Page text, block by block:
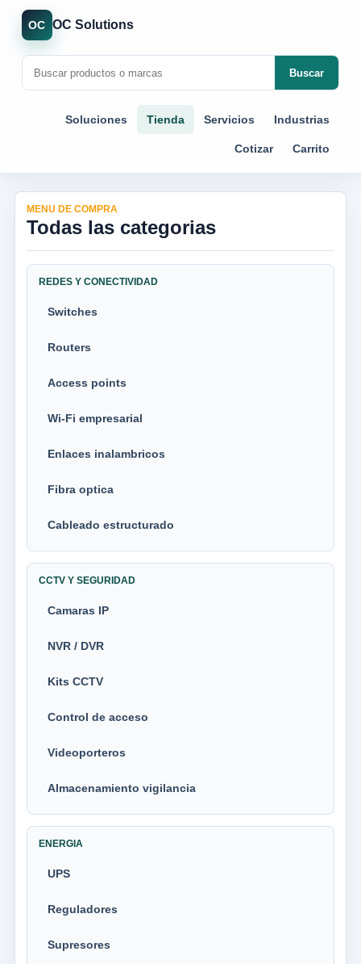
OC OC Solutions
Buscar
Soluciones Tienda Servicios Industrias
Cotizar Carrito
MENU DE COMPRA
Todas las categorias
REDES Y CONECTIVIDAD
Switches
Routers
Access points
Wi-Fi empresarial
Enlaces inalambricos
Fibra optica
Cableado estructurado
CCTV Y SEGURIDAD
Camaras IP
NVR / DVR
Kits CCTV
Control de acceso
Videoporteros
Almacenamiento vigilancia
ENERGIA
UPS
Reguladores
Supresores